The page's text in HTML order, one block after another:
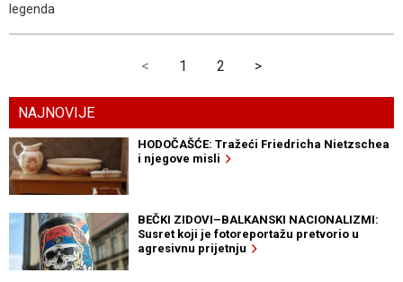
legenda
< 1 2 >
NAJNOVIJE
HODOČAŠĆE: Tražeći Friedricha Nietzschea
i njegove misli
BEČKI ZIDOVI–BALKANSKI NACIONALIZMI:
Susret koji je fotoreportažu pretvorio u
agresivnu prijetnju